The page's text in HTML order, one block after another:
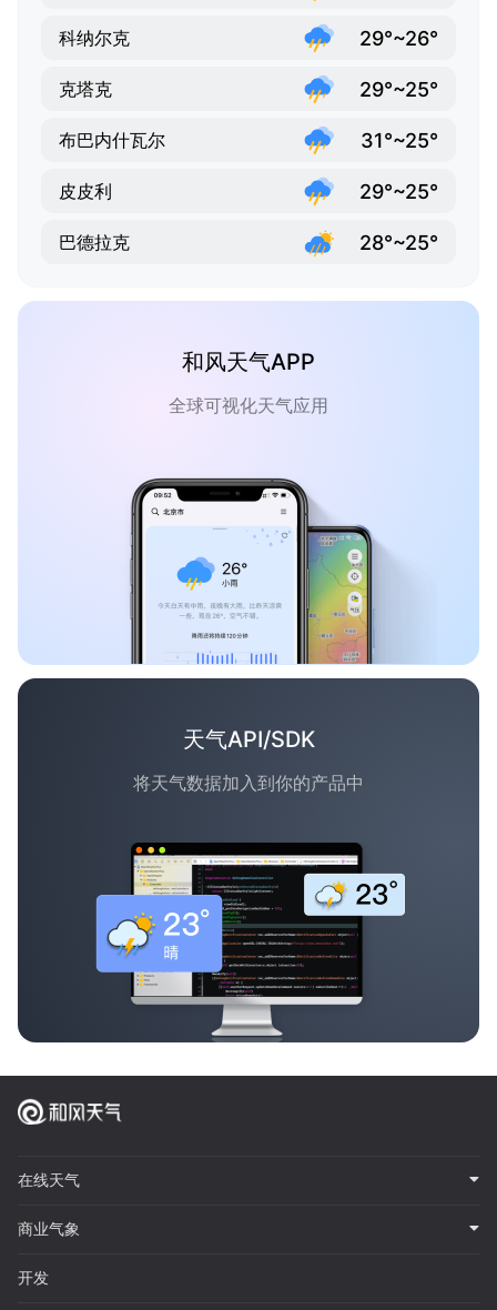
科纳尔克 29°~26°
克塔克 29°~25°
布巴内什瓦尔 31°~25°
皮皮利 29°~25°
巴德拉克 28°~25°
和风天气APP
全球可视化天气应用
天气API/SDK
将天气数据加入到你的产品中
在线天气
商业气象
开发